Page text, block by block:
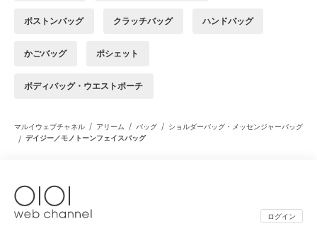
ボストンバッグ クラッチバッグ ハンドバッグ
かごバッグ ポシェット
ボディバッグ・ウエストポーチ
マルイウェブチャネル / アリーム / バッグ / ショルダーバッグ・メッセンジャーバッグ
/ デイジー／モノトーンフェイスバッグ
ログイン